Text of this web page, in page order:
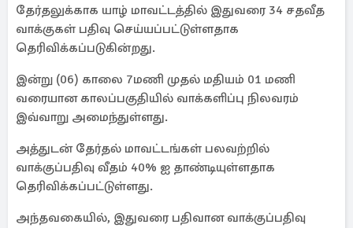
தேர்தலுக்காக யாழ் மாவட்டத்தில் இதுவரை 34 சதவீத
வாக்குகள் பதிவு செய்யப்பட்டுள்ளதாக
தெரிவிக்கப்படுகின்றது.
இன்று (06) காலை 7மணி முதல் மதியம் 01 மணி
வரையான காலப்பகுதியில் வாக்களிப்பு நிலவரம்
இவ்வாறு அமைந்துள்ளது.
அத்துடன் தேர்தல் மாவட்டங்கள் பலவற்றில்
வாக்குப்பதிவு வீதம் 40% ஐ தாண்டியுள்ளதாக
தெரிவிக்கப்பட்டுள்ளது.
அந்தவகையில், இதுவரை பதிவான வாக்குப்பதிவு